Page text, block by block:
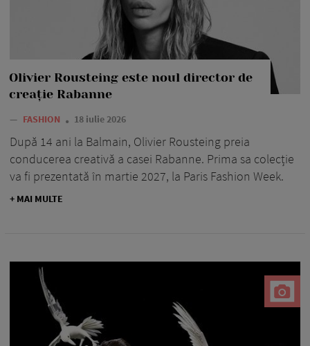
Olivier Rousteing este noul director de
creație Rabanne
— FASHION 18 iulie 2026
După 14 ani la Balmain, Olivier Rousteing preia
conducerea creativă a casei Rabanne. Prima sa colecție
va fi prezentată în martie 2027, la Paris Fashion Week.
+ MAI MULTE